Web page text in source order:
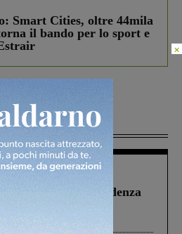
Smart Cities, oltre 44mila
il bando per lo sport e
1 Agosto 2026
oltre la scadenza
d’Italia: “Un
×